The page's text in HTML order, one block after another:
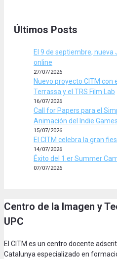
Últimos Posts
El 9 de septiembre,
online
27/07/2026
Nuevo proyecto CITM con
Terrassa y el TRS Film Lab
16/07/2026
Call for Papers para el
Animación del Indie
15/07/2026
El CITM celebra la gran
14/07/2026
Éxito del 1.er Summer
07/07/2026
Centro de la Imagen y
UPC
El CITM es un centro docente
Catalunya especializado en